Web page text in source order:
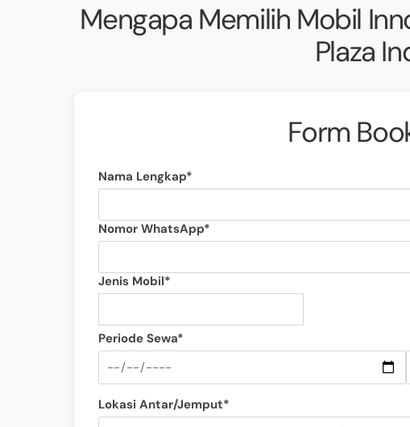
Mengapa Memilih Mobil
Plaza
Form
Nama Lengkap*
Nomor WhatsApp*
Jenis Mobil*
Periode Sewa*
Lokasi Antar/Jemput*